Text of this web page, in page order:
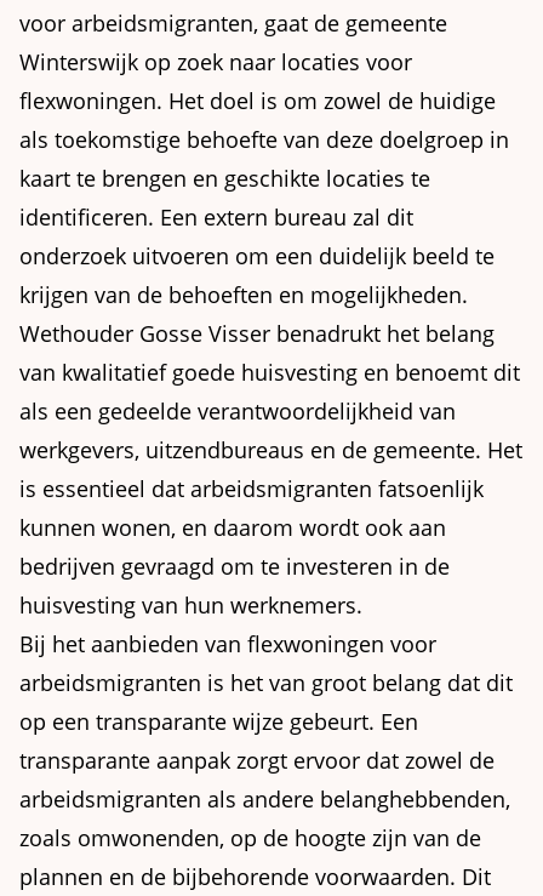
voor arbeidsmigranten, gaat de gemeente
Winterswijk op zoek naar locaties voor
flexwoningen. Het doel is om zowel de huidige
als toekomstige behoefte van deze doelgroep in
kaart te brengen en geschikte locaties te
identificeren. Een extern bureau zal dit
onderzoek uitvoeren om een duidelijk beeld te
krijgen van de behoeften en mogelijkheden.
Wethouder Gosse Visser benadrukt het belang
van kwalitatief goede huisvesting en benoemt dit
als een gedeelde verantwoordelijkheid van
werkgevers, uitzendbureaus en de gemeente. Het
is essentieel dat arbeidsmigranten fatsoenlijk
kunnen wonen, en daarom wordt ook aan
bedrijven gevraagd om te investeren in de
huisvesting van hun werknemers.
Bij het aanbieden van flexwoningen voor
arbeidsmigranten is het van groot belang dat dit
op een transparante wijze gebeurt. Een
transparante aanpak zorgt ervoor dat zowel de
arbeidsmigranten als andere belanghebbenden,
zoals omwonenden, op de hoogte zijn van de
plannen en de bijbehorende voorwaarden. Dit